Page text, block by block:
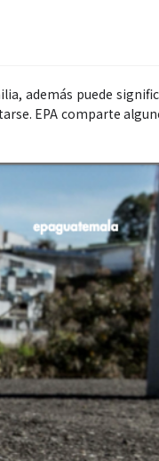
además puede
EPA comparte